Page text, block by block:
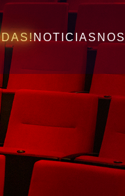
NOTICIAS